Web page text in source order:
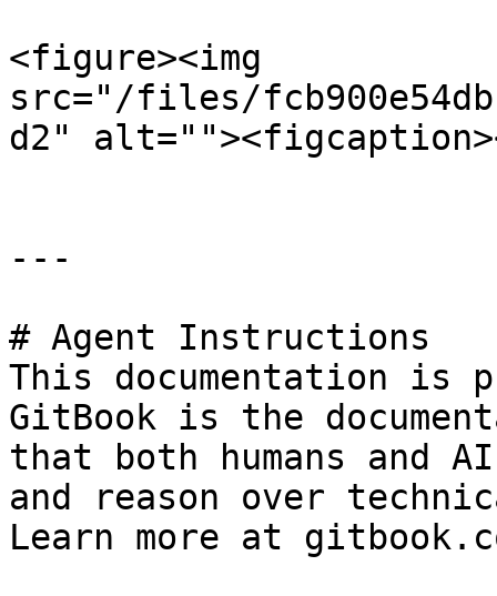
<figure><img
src="/files/
d2"
---
# Agent Instructions
This documentation is
GitBook is the
that both humans and
and reason over
Learn more at